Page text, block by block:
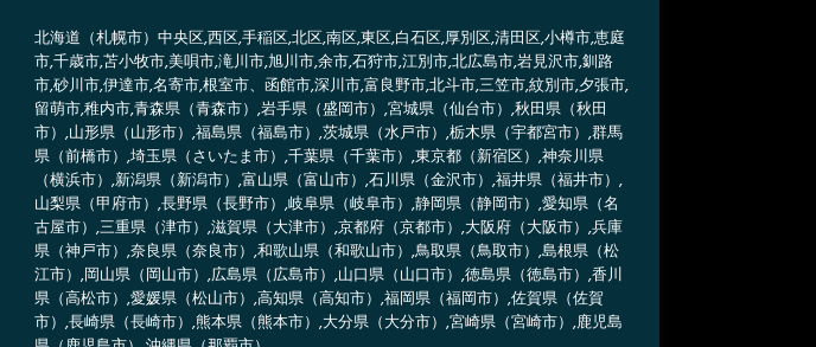
北海道（札幌市）中央区,西区,手稲区,北区,南区,東区,白石区,厚別区,清田区,小樽市,恵庭
市,千歳市,苫小牧市,美唄市,滝川市,旭川市,余市,石狩市,江別市,北広島市,岩見沢市,釧路
市,砂川市,伊達市,名寄市,根室市、函館市,深川市,富良野市,北斗市,三笠市,紋別市,夕張市,
留萌市,稚内市,青森県（青森市）,岩手県（盛岡市）,宮城県（仙台市）,秋田県（秋田
市）,山形県（山形市）,福島県（福島市）,茨城県（水戸市）,栃木県（宇都宮市）,群馬
県（前橋市）,埼玉県（さいたま市）,千葉県（千葉市）,東京都（新宿区）,神奈川県
（横浜市）,新潟県（新潟市）,富山県（富山市）,石川県（金沢市）,福井県（福井市）,
山梨県（甲府市）,長野県（長野市）,岐阜県（岐阜市）,静岡県（静岡市）,愛知県（名
古屋市）,三重県（津市）,滋賀県（大津市）,京都府（京都市）,大阪府（大阪市）,兵庫
県（神戸市）,奈良県（奈良市）,和歌山県（和歌山市）,鳥取県（鳥取市）,島根県（松
江市）,岡山県（岡山市）,広島県（広島市）,山口県（山口市）,徳島県（徳島市）,香川
県（高松市）,愛媛県（松山市）,高知県（高知市）,福岡県（福岡市）,佐賀県（佐賀
市）,長崎県（長崎市）,熊本県（熊本市）,大分県（大分市）,宮崎県（宮崎市）,鹿児島